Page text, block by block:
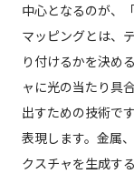
中心となるのが、
マッピングとは、
り付けるかを決め
ャに光の当たり具
出すための技術で
表現します。金属
クスチャを生成す